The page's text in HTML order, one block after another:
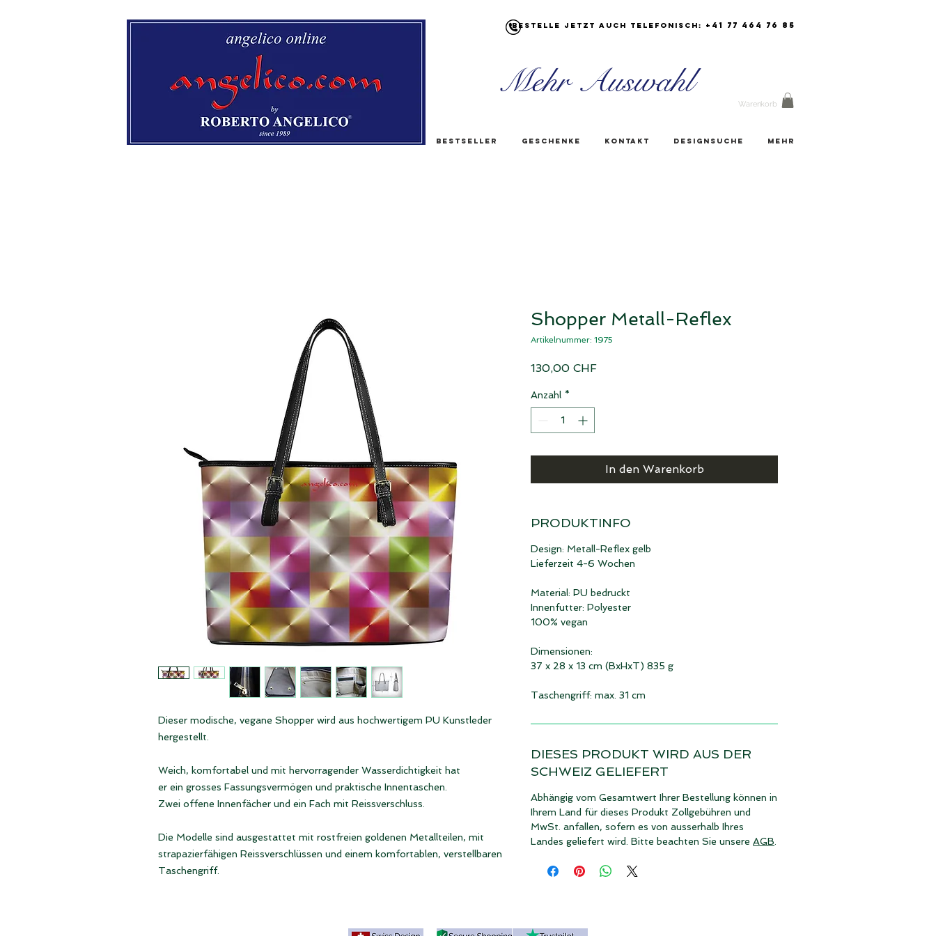
Bestelle jetzt auch Telefonisch: +41 77 464 76 85
Warenkorb
Mehr Auswahl
Bestseller Geschenke Kontakt Designsuche Mehr
Dieser modische, vegane Shopper wird aus hochwertigem PU Kunstleder
hergestellt.
Weich, komfortabel und mit hervorragender Wasserdichtigkeit hat
er ein grosses Fassungsvermögen und praktische Innentaschen.
Zwei offene Innenfächer und ein Fach mit Reissverschluss.
Die Modelle sind ausgestattet mit rostfreien goldenen Metallteilen, mit
strapazierfähigen Reissverschlüssen und einem komfortablen, verstellbaren
Taschengriff.
Shopper Metall-Reflex
Artikelnummer: 1975
130,00 CHFPreis
Anzahl *
In den Warenkorb
PRODUKTINFO
Design: Metall-Reflex gelb
Lieferzeit 4-6 Wochen
Material: PU bedruckt
Innenfutter: Polyester
100% vegan
Dimensionen:
37 x 28 x 13 cm (BxHxT) 835 g
Taschengriff: max. 31 cm
DIESES PRODUKT WIRD AUS DER
SCHWEIZ GELIEFERT
Abhängig vom Gesamtwert Ihrer Bestellung können in
Ihrem Land für dieses Produkt Zollgebühren und
MwSt. anfallen, sofern es von ausserhalb Ihres
Landes geliefert wird. Bitte beachten Sie unsere AGB